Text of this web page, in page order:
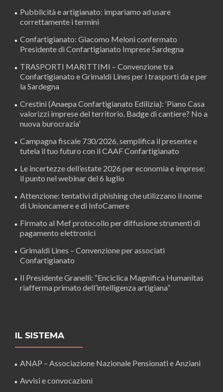
Pubblicità e artigianato: impariamo ad usare
correttamente i termini
Confartigianato: Giacomo Meloni confermato
Presidente di Confartigianato Imprese Sardegna
TRASPORTI MARITTIMI – Convenzione tra
Confartigianato e Grimaldi Lines per i trasporti da e per
la Sardegna
Crestini (Anaepa Confartigianato Edilizia): ‘Piano Casa
valorizzi imprese del territorio. Badge di cantiere? No a
nuova burocrazia’
Campagna fiscale 730/2026, semplifica il presente e
tutela il tuo futuro con il CAAF Confartigianato
Le incertezze dell’estate 2026 per economia e imprese:
il punto nel webinar del 6 luglio
Attenzione: tentativi di phishing che utilizzano il nome
di Unioncamere e di InfoCamere
Firmato al Mef protocollo per diffusione strumenti di
pagamento elettronici
Grimaldi Lines – Convenzione per associati
Confartigianato
Il Presidente Granelli: “Enciclica Magnifica Humanitas
riafferma primato dell’intelligenza artigiana”
IL SISTEMA
ANAP – Associazione Nazionale Pensionati e Anziani
Avvisi e convocazioni